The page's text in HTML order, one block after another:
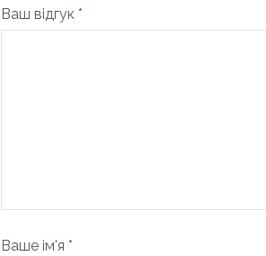
Ваш відгук *
Ваше ім'я *